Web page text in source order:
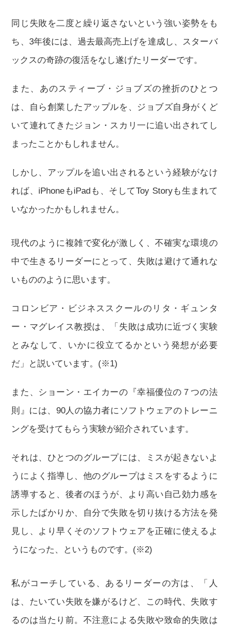
同じ失敗を二度と繰り返さないという強い姿勢をも
ち、3年後には、過去最高売上げを達成し、スターバ
ックスの奇跡の復活をなし遂げたリーダーです。
また、あのスティーブ・ジョブズの挫折のひとつ
は、自ら創業したアップルを、ジョブズ自身がくど
いて連れてきたジョン・スカリ一に追い出されてし
まったことかもしれません。
しかし、アップルを追い出されるという経験がなけ
れば、iPhoneもiPadも、そしてToy Storyも生まれて
いなかったかもしれません。
現代のように複雑で変化が激しく、不確実な環境の
中で生きるリーダーにとって、失敗は避けて通れな
いもののように思います。
コロンビア・ビジネススクールのリタ・ギュンタ
ー・マグレイス教授は、「失敗は成功に近づく実験
とみなして、いかに役立てるかという発想が必要
だ」と説いています。(※1)
また、ショーン・エイカーの『幸福優位の７つの法
則』には、90人の協力者にソフトウェアのトレーニ
ングを受けてもらう実験が紹介されています。
それは、ひとつのグループには、ミスが起きないよ
うによく指導し、他のグループはミスをするように
誘導すると、後者のほうが、より高い自己効力感を
示したばかりか、自分で失敗を切り抜ける方法を発
見し、より早くそのソフトウェアを正確に使えるよ
うになった、というものです。(※2)
私がコーチしている、あるリーダーの方は、「人
は、たいてい失敗を嫌がるけど、この時代、失敗す
るのは当たり前。不注意による失敗や致命的失敗は